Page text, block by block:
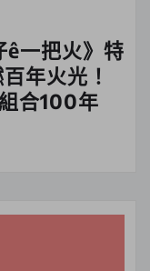
一把火》特
年火光！
合100年